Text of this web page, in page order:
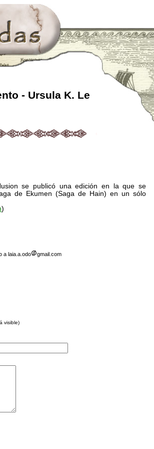
- Ursula K. Le
se publicó una edición en la que se
de Ekumen (Saga de Hain) en un sólo
)
a laia.a.odo gmail.com
visible)